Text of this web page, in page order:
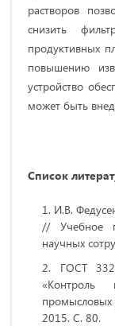
растворов
снизить
продуктивных
повышению
устройство
может быть
Список
И.В.
// Учебное
научных
ГОСТ
«Контроль
промысловых
2015. С. 80.